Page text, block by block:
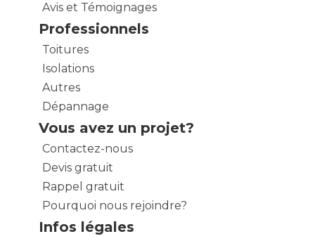
Avis et Témoignages
Professionnels
Toitures
Isolations
Autres
Dépannage
Vous avez un projet?
Contactez-nous
Devis gratuit
Rappel gratuit
Pourquoi nous rejoindre?
Infos légales